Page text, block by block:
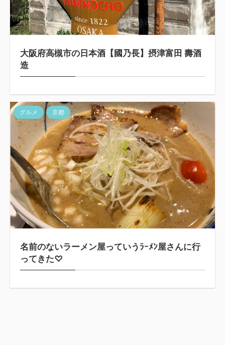
大阪府高槻市の日本酒【國乃長】摂津富田 壽酒
造
グルメ 京都
名前のないラーメン屋っていうﾗｰﾒﾝ屋さんに行
ってきた♡